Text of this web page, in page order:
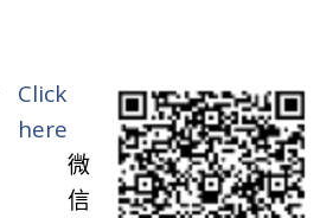
Click
here
微
信